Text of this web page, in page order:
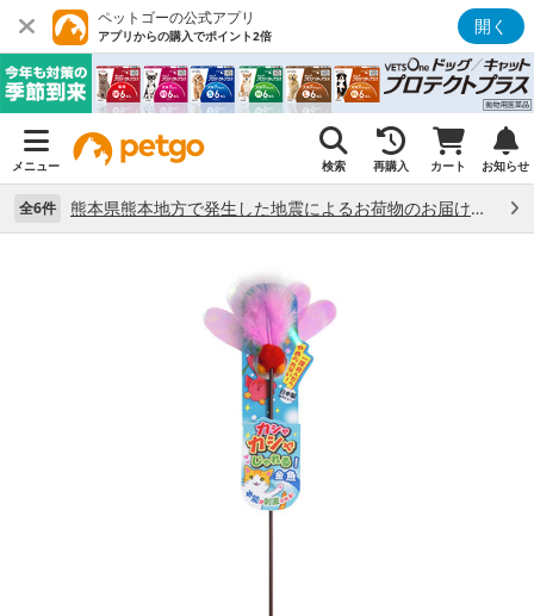
ペットゴーの公式アプリ
アプリからの購入でポイント2倍 開く
メニュー 検索 再購入 カート お知らせ
全6件 熊本県熊本地方で発生した地震によるお荷物のお届け状況について （7/28）